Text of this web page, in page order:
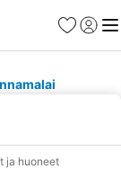
Suosikit
ja huoneet